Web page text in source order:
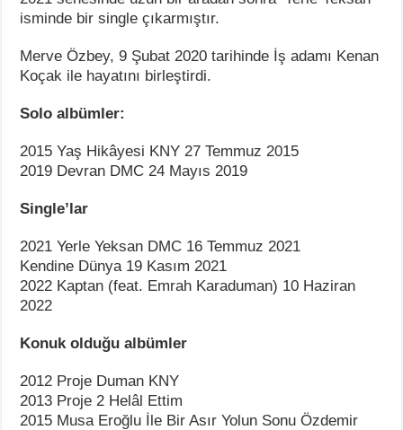
isminde bir single çıkarmıştır.
Merve Özbey, 9 Şubat 2020 tarihinde İş adamı Kenan
Koçak ile hayatını birleştirdi.
Solo albümler:
2015 Yaş Hikâyesi KNY 27 Temmuz 2015
2019 Devran DMC 24 Mayıs 2019
Single’lar
2021 Yerle Yeksan DMC 16 Temmuz 2021
Kendine Dünya 19 Kasım 2021
2022 Kaptan (feat. Emrah Karaduman) 10 Haziran
2022
Konuk olduğu albümler
2012 Proje Duman KNY
2013 Proje 2 Helâl Ettim
2015 Musa Eroğlu İle Bir Asır Yolun Sonu Özdemir